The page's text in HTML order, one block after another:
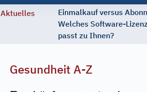
Aktuelles
Einmalkauf versus
Welches Software-
passt zu Ihnen?
Gesundheit A-Z